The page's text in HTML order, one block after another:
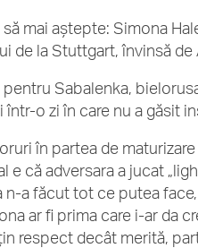
mai aștepte: Simona
de la Stuttgart, învinsă
Sabalenka,
o zi în care nu a găsit
în partea de
că adversara a jucat
a făcut tot ce putea
ar fi prima care i-ar da
respect decât merită,